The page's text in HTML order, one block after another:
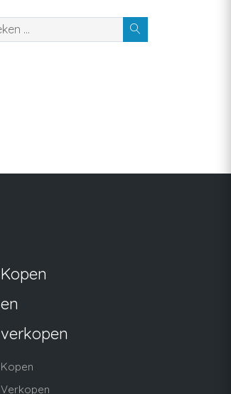
Kopen
en
verkopen
Kopen
Verkopen